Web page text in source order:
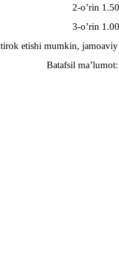
2-o’rin
3-o’rin
etishi mumkin,
Batafsil